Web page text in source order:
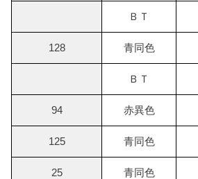
ＢＴ
128 青同色
ＢＴ
94 赤異色
125 青同色
25 青同色